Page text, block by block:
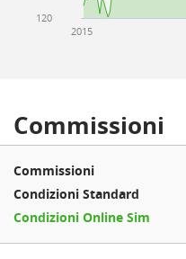
2015
120
Commissioni